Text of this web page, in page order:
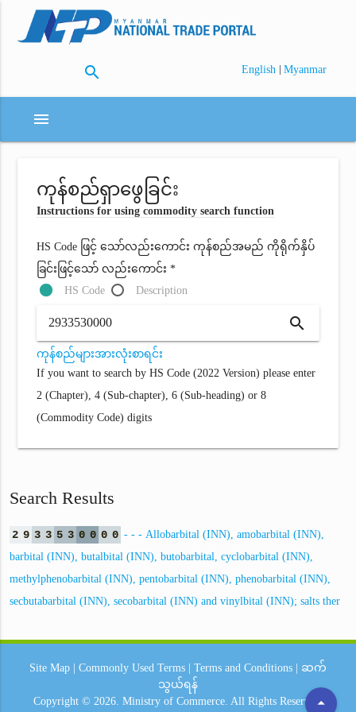
search English | Myanmar
menu
ကုန်စည်ရှာဖွေခြင်း
Instructions for using commodity search function
HS Code ဖြင့် သော်လည်းကောင်း ကုန်စည်အမည် ကိုရိုက်နှိပ်
ခြင်းဖြင့်သော် လည်းကောင်း *
HS Code
Description
search
ကုန်စည်များအားလုံးစာရင်း
If you want to search by HS Code (2022 Version) please enter
2 (Chapter), 4 (Sub-chapter), 6 (Sub-heading) or 8
(Commodity Code) digits
Search Results
2 9 3 3 5 3 0 0 0 0 - - - Allobarbital (INN), amobarbital (INN),
barbital (INN), butalbital (INN), butobarbital, cyclobarbital (INN),
methylphenobarbital (INN), pentobarbital (INN), phenobarbital (INN),
secbutabarbital (INN), secobarbital (INN) and vinylbital (INN); salts ther
arrow_drop_up
Site Map Commonly Used Terms Terms and Conditions
ဆက်
သွယ်ရန်
Copyright © 2026. Ministry of Commerce. All Rights Reserved.